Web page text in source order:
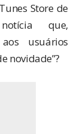
Store de
que,
usuários
novidade”?